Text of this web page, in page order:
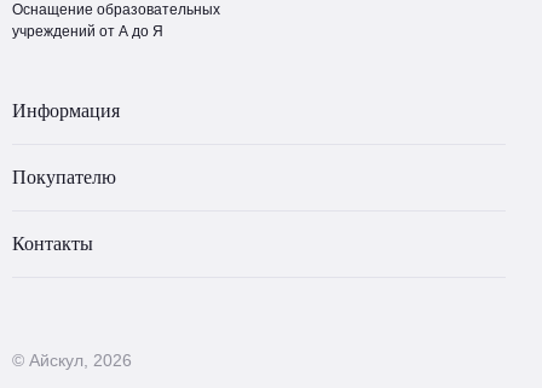
Оснащение образовательных
учреждений от А до Я
Информация
Покупателю
Контакты
© Айскул, 2026